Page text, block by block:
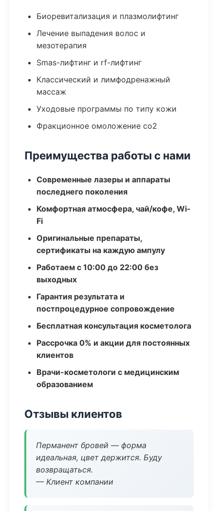
Биоревитализация и плазмолифтинг
Лечение выпадения волос и
мезотерапия
Smas-лифтинг и rf-лифтинг
Классический и лимфодренажный
массаж
Уходовые программы по типу кожи
Фракционное омоложение co2
Преимущества работы с нами
Современные лазеры и аппараты
последнего поколения
Комфортная атмосфера, чай/кофе, Wi-
Fi
Оригинальные препараты,
сертификаты на каждую ампулу
Работаем с 10:00 до 22:00 без
выходных
Гарантия результата и
постпроцедурное сопровождение
Бесплатная консультация косметолога
Рассрочка 0% и акции для постоянных
клиентов
Врачи-косметологи с медицинским
образованием
Отзывы клиентов
Перманент бровей — форма
идеальная, цвет держится. Буду
возвращаться.
— Клиент компании